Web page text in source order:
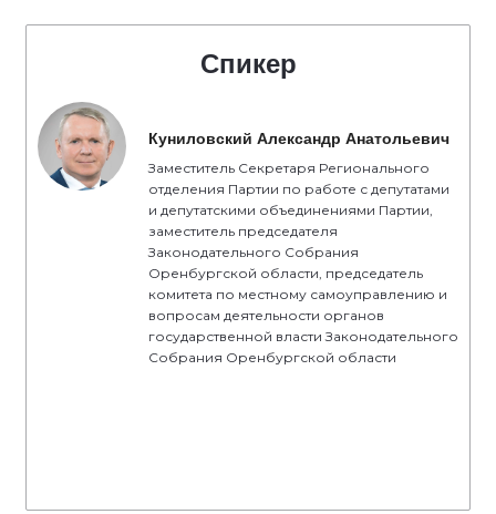
Спикер
Куниловский Александр Анатольевич
Заместитель Секретаря Регионального
отделения Партии по работе с депутатами
и депутатскими объединениями Партии,
заместитель председателя
Законодательного Собрания
Оренбургской области, председатель
комитета по местному самоуправлению и
вопросам деятельности органов
государственной власти Законодательного
Собрания Оренбургской области